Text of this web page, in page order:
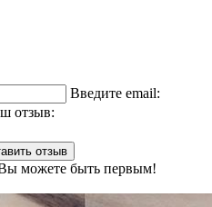
Введите email:
отзыв:
отзыв
можете быть первым!